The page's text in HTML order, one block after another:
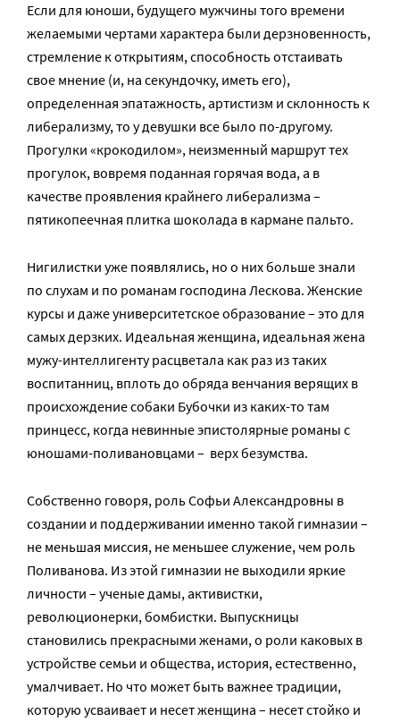
Если для юноши, будущего мужчины того времени
желаемыми чертами характера были дерзновенность,
стремление к открытиям, способность отстаивать
свое мнение (и, на секундочку, иметь его),
определенная эпатажность, артистизм и склонность к
либерализму, то у девушки все было по-другому.
Прогулки «крокодилом», неизменный маршрут тех
прогулок, вовремя поданная горячая вода, а в
качестве проявления крайнего либерализма –
пятикопеечная плитка шоколада в кармане пальто.
Нигилистки уже появлялись, но о них больше знали
по слухам и по романам господина Лескова. Женские
курсы и даже университетское образование – это для
самых дерзких. Идеальная женщина, идеальная жена
мужу-интеллигенту расцветала как раз из таких
воспитанниц, вплоть до обряда венчания верящих в
происхождение собаки Бубочки из каких-то там
принцесс, когда невинные эпистолярные романы с
юношами-поливановцами – верх безумства.
Собственно говоря, роль Софьи Александровны в
создании и поддерживании именно такой гимназии –
не меньшая миссия, не меньшее служение, чем роль
Поливанова. Из этой гимназии не выходили яркие
личности – ученые дамы, активистки,
революционерки, бомбистки. Выпускницы
становились прекрасными женами, о роли каковых в
устройстве семьи и общества, история, естественно,
умалчивает. Но что может быть важнее традиции,
которую усваивает и несет женщина – несет стойко и